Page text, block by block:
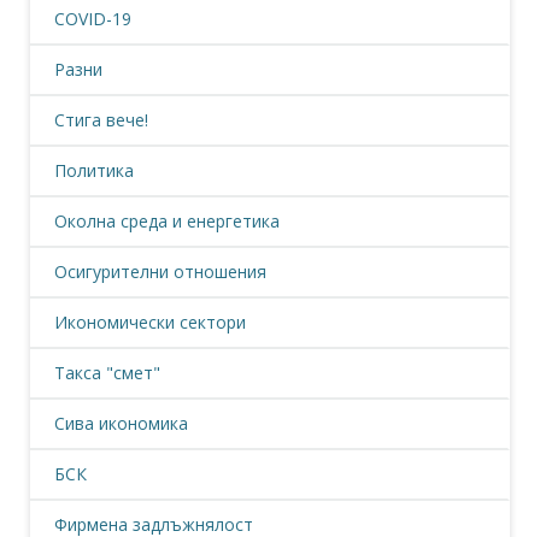
COVID-19
Разни
Стига вече!
Политика
Околна среда и енергетика
Осигурителни отношения
Икономически сектори
Такса "смет"
Сива икономика
БСК
Фирмена задлъжнялост